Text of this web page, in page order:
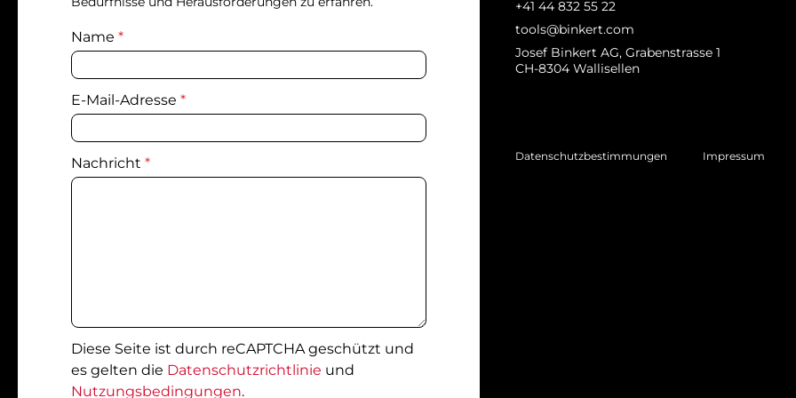
Name *
E-Mail-Adresse *
Nachricht *
Diese Seite ist durch reCAPTCHA geschützt und
es gelten die Datenschutzrichtlinie und
Nutzungsbedingungen.
+41 44 832 55 22
tools@binkert.com
Josef Binkert AG, Grabenstrasse 1
CH-8304 Wallisellen
Datenschutzbestimmungen Impressum